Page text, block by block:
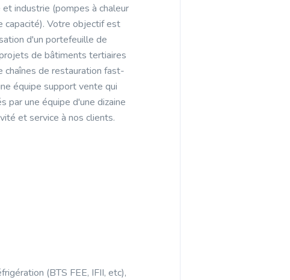
industrie (pompes à chaleur
capacité). Votre objectif est
d'un portefeuille de
de bâtiments tertiaires
chaînes de restauration fast-
équipe support vente qui
par une équipe d'une dizaine
et service à nos clients.
(BTS FEE, IFII, etc),